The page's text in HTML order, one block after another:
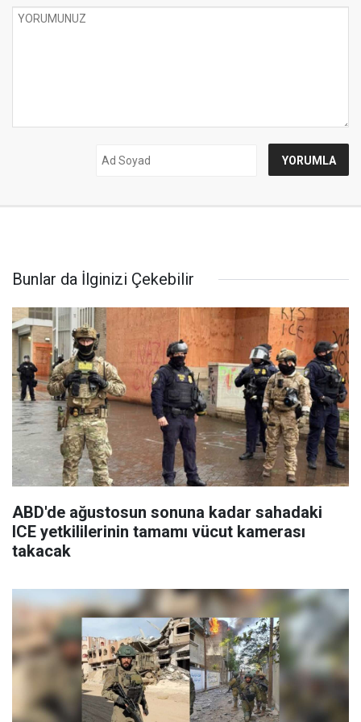
Bunlar da İlginizi Çekebilir
ABD'de ağustosun sonuna kadar sahadaki
ICE yetkililerinin tamamı vücut kamerası
takacak